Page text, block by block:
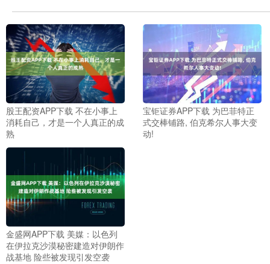
股王配资APP下载 不在小事上
消耗自己，才是一个人真正的成
熟
宝钜证券APP下载 为巴菲特正
式交棒铺路, 伯克希尔人事大变
动!
金盛网APP下载 美媒：以色列
在伊拉克沙漠秘密建造对伊朗作
战基地 险些被发现引发空袭